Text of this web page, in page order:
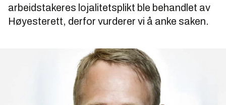
arbeidstakeres lojalitetsplikt ble behandlet av
Høyesterett, derfor vurderer vi å anke saken.